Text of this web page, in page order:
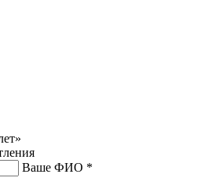
Ваше ФИО *